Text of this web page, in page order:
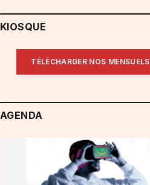
KIOSQUE
TÉLÉCHARGER NOS MENSUELS
AGENDA